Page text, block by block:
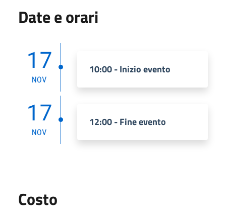
Date e orari
17
NOV
10:00 - Inizio evento
17
NOV
12:00 - Fine evento
Costo